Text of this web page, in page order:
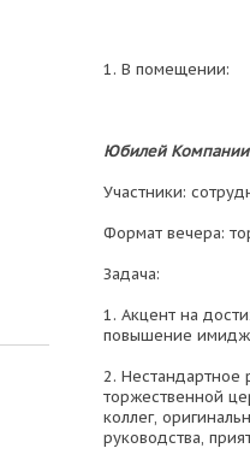
1. В помещении:
Юбилей
Участники:
Формат вечера:
Задача:
1. Акцент на
повышение
2. Нестандартное
торжественной
коллег,
руководства,